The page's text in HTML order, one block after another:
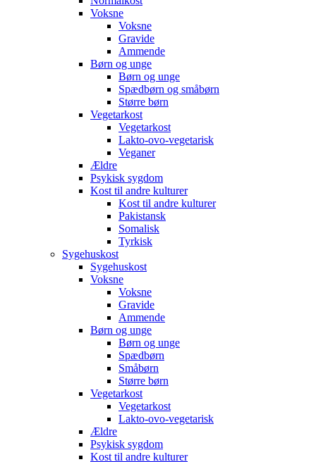
Voksne
Voksne
Gravide
Ammende
Børn og unge
Børn og unge
Spædbørn og småbørn
Større børn
Vegetarkost
Vegetarkost
Lakto-ovo-vegetarisk
Veganer
Ældre
Psykisk sygdom
Kost til andre kulturer
Kost til andre kulturer
Pakistansk
Somalisk
Tyrkisk
Sygehuskost
Sygehuskost
Voksne
Voksne
Gravide
Ammende
Børn og unge
Børn og unge
Spædbørn
Småbørn
Større børn
Vegetarkost
Vegetarkost
Lakto-ovo-vegetarisk
Ældre
Psykisk sygdom
Kost til andre kulturer